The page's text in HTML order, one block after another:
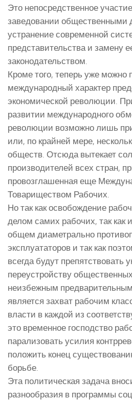
Это непосредственное
заведовании общественными
устранение современной
представительства и замену
законодательством.
Кроме того, теперь уже можно
международный характер
экономической революции.
развитии международного
революции возможно лишь
или, по крайней мере,
обществ. Отсюда вытекает
производителей всех стран,
провозглашенная еще
Товариществом Рабочих.
Но так как освобождение
делом самих рабочих, так как
общем диаметрально
эксплуататоров и так как
всегда будут препятствовать
переустройству
неизбежным
является захват рабочим
власти в каждой из
это временное господство
парализовать усилия
положить конец
борьбе.
Эта политическая задача
разнообразия в программы